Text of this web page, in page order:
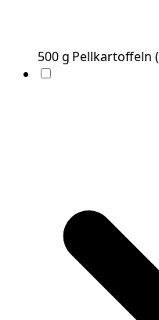
500g Pellkartoffeln (